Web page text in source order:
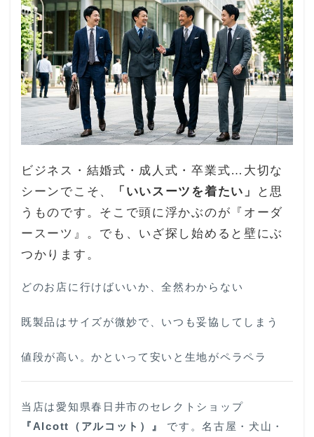
ビジネス・結婚式・成人式・卒業式…大切な
シーンでこそ、
「いいスーツを着たい」
と思
うものです。そこで頭に浮かぶのが『オーダ
ースーツ』。でも、いざ探し始めると壁にぶ
つかります。
どのお店に行けばいいか、全然わからない
既製品はサイズが微妙で、いつも妥協してしまう
値段が高い。かといって安いと生地がペラペラ
当店は愛知県春日井市のセレクトショップ
『Alcott（アルコット）』
です。名古屋・犬山・